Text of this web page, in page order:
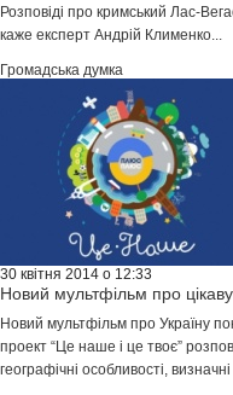
Розповіді про кримський Лас-
каже експерт Андрій Клименко...
Громадська думка
30 квітня 2014 о 12:33
Новий мультфільм про
Новий мультфільм про Україну
проект “Це наше і це твоє”
географічні особливості,